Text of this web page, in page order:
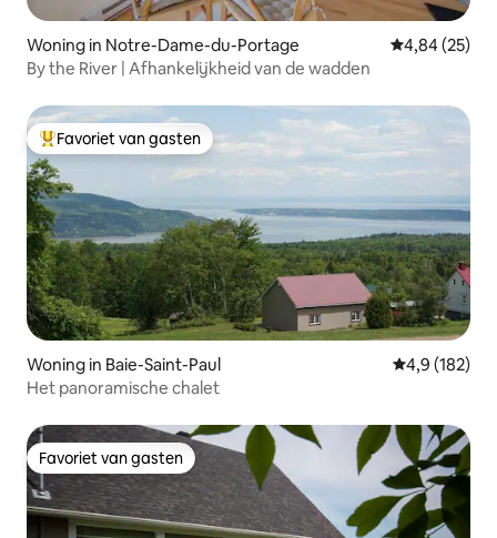
Woning in Notre-Dame-du-Portage Gemiddelde
4,84 (25)
By the River | Afhankelijkheid van de wadden
Topfavoriet van gasten
Favoriet van gasten
Woning in Baie-Saint-Paul Gemiddelde
4,9 (182)
Het panoramische chalet
Favoriet van gasten
Favoriet van gasten